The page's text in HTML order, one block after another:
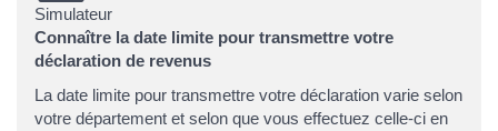
Simulateur
Connaître la date limite pour transmettre votre
déclaration de revenus
La date limite pour transmettre votre déclaration varie selon
votre département et selon que vous effectuez celle-ci en